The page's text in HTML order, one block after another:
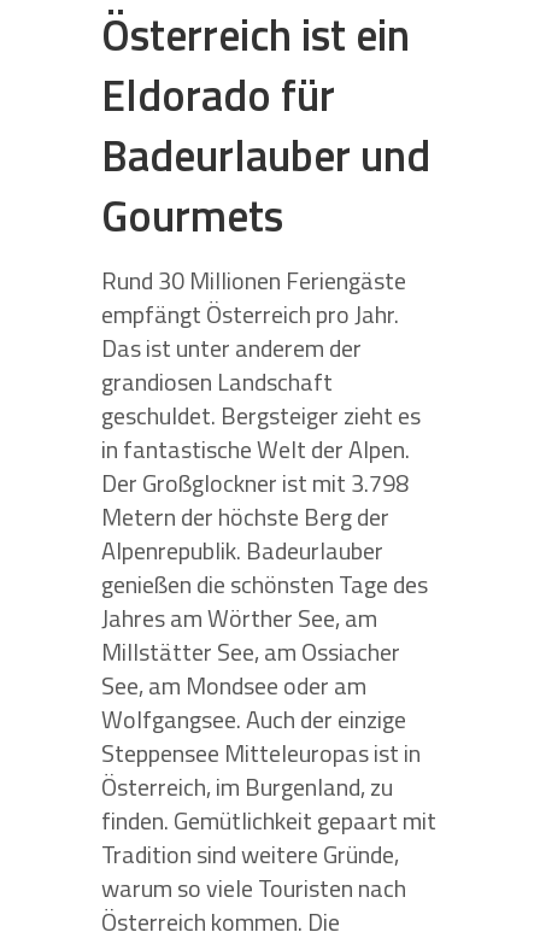
Österreich ist ein
Eldorado für
Badeurlauber und
Gourmets
Rund 30 Millionen Feriengäste
empfängt Österreich pro Jahr.
Das ist unter anderem der
grandiosen Landschaft
geschuldet. Bergsteiger zieht es
in fantastische Welt der Alpen.
Der Großglockner ist mit 3.798
Metern der höchste Berg der
Alpenrepublik. Badeurlauber
genießen die schönsten Tage des
Jahres am Wörther See, am
Millstätter See, am Ossiacher
See, am Mondsee oder am
Wolfgangsee. Auch der einzige
Steppensee Mitteleuropas ist in
Österreich, im Burgenland, zu
finden. Gemütlichkeit gepaart mit
Tradition sind weitere Gründe,
warum so viele Touristen nach
Österreich kommen. Die